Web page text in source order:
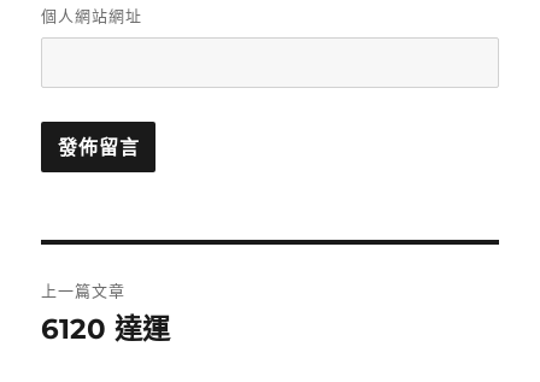
個人網站網址
章
上一篇文章
上
6120 達運